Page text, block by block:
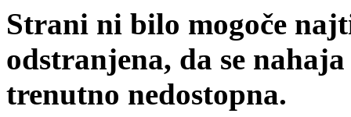
Strani ni bilo mogoče
odstranjena, da se
trenutno nedostopna.